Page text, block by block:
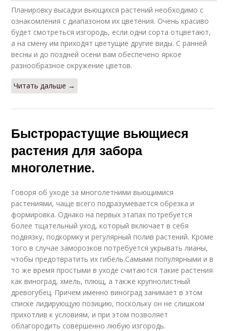
Планировку высадки вьющихся растений необходимо с
ознакомления с диапазоном их цветения. Очень красиво
будет смотреться изгородь, если одни сорта отцветают,
а на смену им приходят цветущие другие виды. С ранней
весны и до поздней осени вам обеспечено яркое
разнообразное окружение цветов.
Читать дальше →
Быстрорастущие вьющиеся
растения для забора
многолетние.
Говоря об уходе за многолетними вьющимися
растениями, чаще всего подразумевается обрезка и
формировка. Однако на первых этапах потребуется
более тщательный уход, который включает в себя
подвязку, подкормку и регулярный полив растений. Кроме
того в случае заморозков потребуется укрывать лианы,
чтобы предотвратить их гибель.Самыми популярными и в
то же время простыми в уходе считаются такие растения
как виноград, хмель, плющ, а также крупнолистный
древогубец. Причем именно виноград занимает в этом
списке лидирующую позицию, поскольку он не слишком
прихотлив к условиям, и при этом позволяет
облагородить совершенно любую изгородь.